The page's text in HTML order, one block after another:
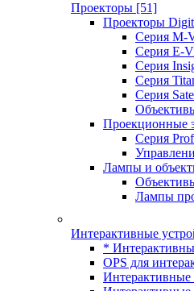
Проекторы [51]
Проекторы
Серия M-
Серия E-
Серия
Серия
Серия
Проекционные
Серия
Лампы и
Лампы
Интерактивные
*
OPS для
Интерактивные